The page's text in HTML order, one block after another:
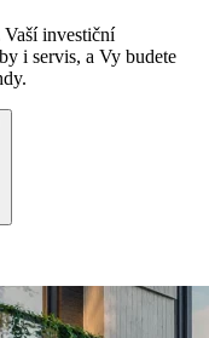
Vaší investiční
i servis, a Vy budete